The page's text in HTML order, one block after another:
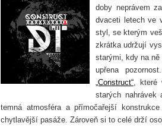
doby neprávem
dvaceti letech ve
styl, se kterým
zkrátka udržují
starými, kdy na
upřena
„Construct“, které
starých nahrávek
temná atmosféra a přímočařejší
chytlavější pasáže. Zároveň si to celé drží